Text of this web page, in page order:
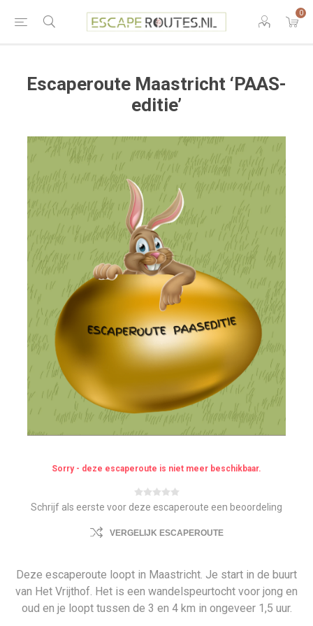
0
Escaperoute Maastricht ‘PAAS-
editie’
Sorry - deze escaperoute is niet meer beschikbaar.
Schrijf als eerste voor deze escaperoute een beoordeling
VERGELIJK ESCAPEROUTE
Deze escaperoute loopt in Maastricht. Je start in de buurt
van Het Vrijthof. Het is een wandelspeurtocht voor jong en
oud en je loopt tussen de 3 en 4 km in ongeveer 1,5 uur.